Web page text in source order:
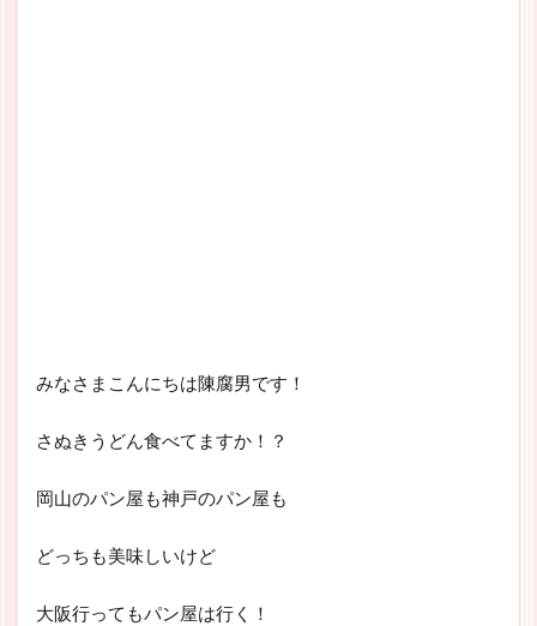
みなさまこんにちは陳腐男です！
さぬきうどん食べてますか！？
岡山のパン屋も神戸のパン屋も
どっちも美味しいけど
大阪行ってもパン屋は行く！